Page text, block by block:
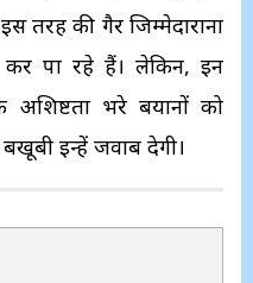
तरह की गैर जिम्मेदाराना
कर पा रहे हैं। लेकिन, इन
अशिष्टता भरे बयानों को
इन्हें जवाब देगी।